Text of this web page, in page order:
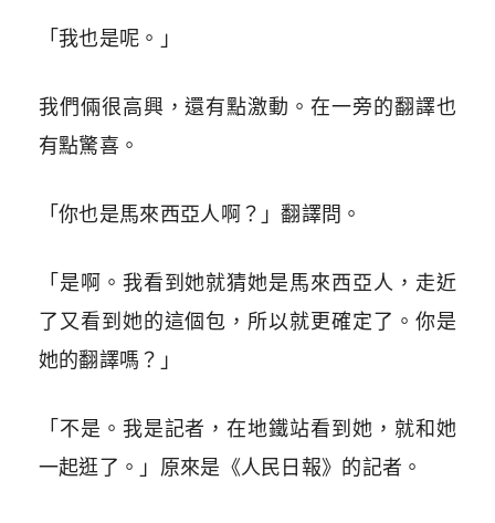
「我也是呢。」
我們倆很高興，還有點激動。在一旁的翻譯也
有點驚喜。
「你也是馬來西亞人啊？」翻譯問。
「是啊。我看到她就猜她是馬來西亞人，走近
了又看到她的這個包，所以就更確定了。你是
她的翻譯嗎？」
「不是。我是記者，在地鐵站看到她，就和她
一起逛了。」原來是《人民日報》的記者。